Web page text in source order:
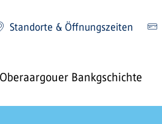
Standorte & Öffnungszeiten
Oberaargouer Bankgschichte